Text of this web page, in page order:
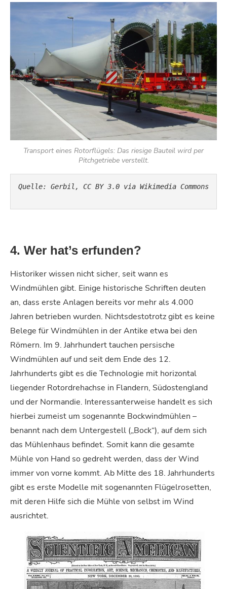
Transport eines Rotorflügels: Das riesige Bauteil wird per
Pitchgetriebe verstellt.
Quelle: Gerbil, CC BY 3.0 via Wikimedia
4. Wer hat’s erfunden?
Historiker wissen nicht sicher, seit wann es
Windmühlen gibt. Einige historische Schriften deuten
an, dass erste Anlagen bereits vor mehr als 4.000
Jahren betrieben wurden. Nichtsdestotrotz gibt es keine
Belege für Windmühlen in der Antike etwa bei den
Römern. Im 9. Jahrhundert tauchen persische
Windmühlen auf und seit dem Ende des 12.
Jahrhunderts gibt es die Technologie mit horizontal
liegender Rotordrehachse in Flandern, Südostengland
und der Normandie. Interessanterweise handelt es sich
hierbei zumeist um sogenannte Bockwindmühlen –
benannt nach dem Untergestell („Bock“), auf dem sich
das Mühlenhaus befindet. Somit kann die gesamte
Mühle von Hand so gedreht werden, dass der Wind
immer von vorne kommt. Ab Mitte des 18. Jahrhunderts
gibt es erste Modelle mit sogenannten Flügelrosetten,
mit deren Hilfe sich die Mühle von selbst im Wind
ausrichtet.